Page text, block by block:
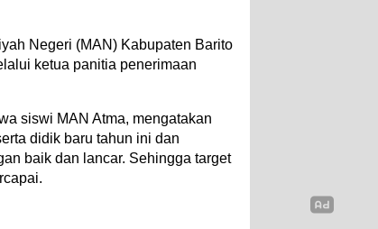
Negeri (MAN) Kabupaten Barito
ketua panitia penerimaan
siswi MAN Atma, mengatakan
didik baru tahun ini dan
baik dan lancar. Sehingga target